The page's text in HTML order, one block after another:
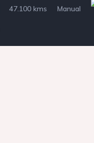
47.100 kms Manual